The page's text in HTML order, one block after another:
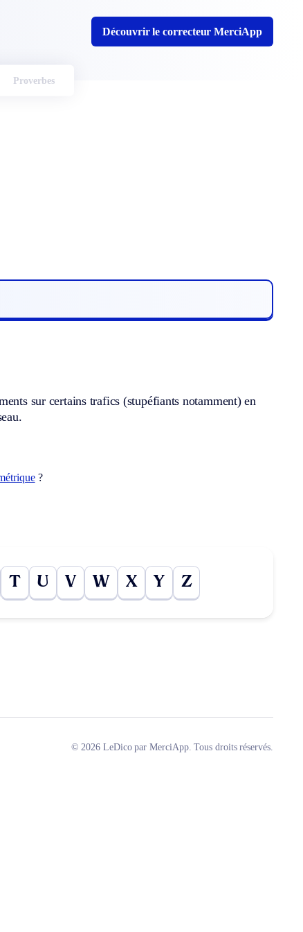
Découvrir le correcteur MerciApp
Proverbes
sur certains trafics (stupéfiants notamment) en
?
T U V W X Y Z
© 2026 LeDico par MerciApp. Tous droits réservés.